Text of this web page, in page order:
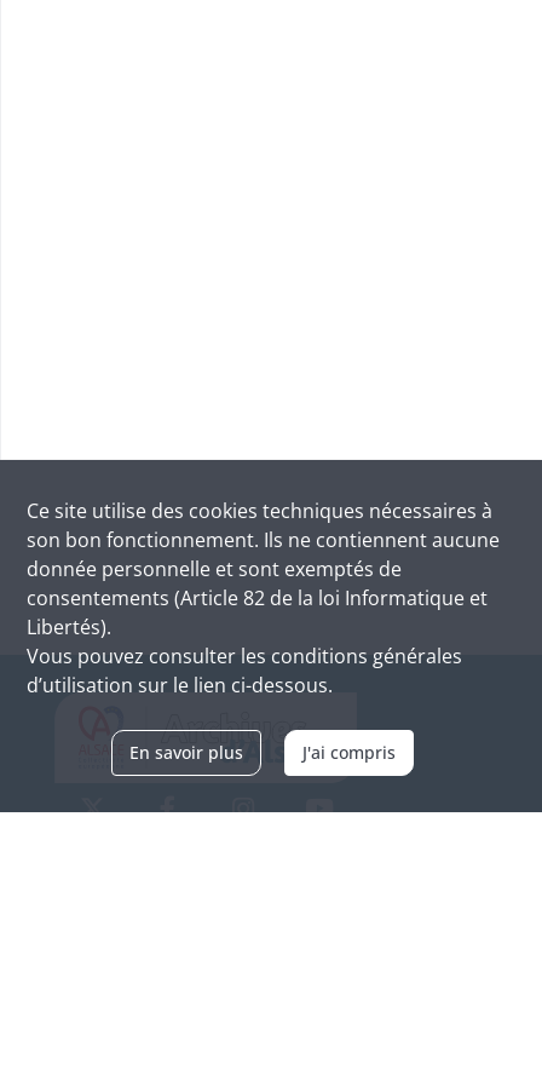
Ce site utilise des cookies techniques nécessaires à
son bon fonctionnement. Ils ne contiennent aucune
donnée personnelle et sont exemptés de
consentements (Article 82 de la loi Informatique et
Libertés).
Vous pouvez consulter les conditions générales
d’utilisation sur le lien ci-dessous.
En savoir plus J'ai compris